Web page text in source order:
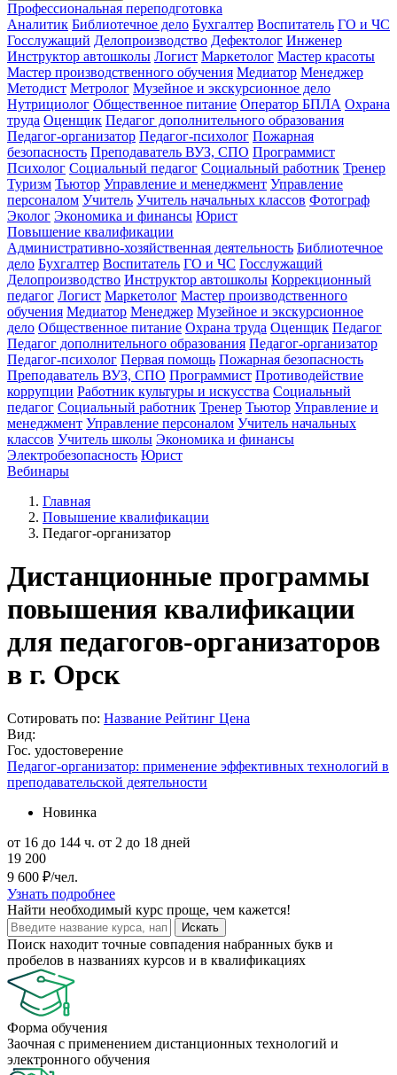
Профессиональная переподготовка
Аналитик Библиотечное дело Бухгалтер Воспитатель ГО и ЧС
Госслужащий Делопроизводство Дефектолог Инженер
Инструктор автошколы Логист Маркетолог Мастер красоты
Мастер производственного обучения Медиатор Менеджер
Методист Метролог Музейное и экскурсионное дело
Нутрициолог Общественное питание Оператор БПЛА Охрана
труда Оценщик Педагог дополнительного образования
Педагог-организатор Педагог-психолог Пожарная
безопасность Преподаватель ВУЗ, СПО Программист
Психолог Социальный педагог Социальный работник Тренер
Туризм Тьютор Управление и менеджмент Управление
персоналом Учитель Учитель начальных классов Фотограф
Эколог Экономика и финансы Юрист
Повышение квалификации
Административно-хозяйственная деятельность Библиотечное
дело Бухгалтер Воспитатель ГО и ЧС Госслужащий
Делопроизводство Инструктор автошколы Коррекционный
педагог Логист Маркетолог Мастер производственного
обучения Медиатор Менеджер Музейное и экскурсионное
дело Общественное питание Охрана труда Оценщик Педагог
Педагог дополнительного образования Педагог-организатор
Педагог-психолог Первая помощь Пожарная безопасность
Преподаватель ВУЗ, СПО Программист Противодействие
коррупции Работник культуры и искусства Социальный
педагог Социальный работник Тренер Тьютор Управление и
менеджмент Управление персоналом Учитель начальных
классов Учитель школы Экономика и финансы
Электробезопасность Юрист
Вебинары
Главная
Повышение квалификации
Педагог-организатор
Дистанционные программы
повышения квалификации
для педагогов-организаторов
в г. Орск
Сотировать по: Название Рейтинг Цена
Вид:
Гос. удостоверение
Педагог-организатор: применение эффективных технологий в
преподавательской деятельности
Новинка
от 16 до 144 ч. от 2 до 18 дней
19 200
9 600 ₽/чел.
Узнать подробнее
Найти необходимый курс проще, чем кажется!
Искать
Поиск находит точные совпадения набранных букв и
пробелов в названиях курсов и в квалификациях
Форма обучения
Заочная с применением дистанционных технологий и
электронного обучения